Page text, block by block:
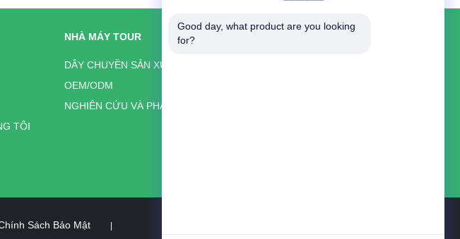
TÔI
NHÀ MÁY TOUR
DÂY CHUYỀN SẢN XUẤT
OEM/ODM
NGHIÊN CỨU VÀ PHÁT TRIỂN
Sách Bảo Mật
Good day, what product are you looking
for?